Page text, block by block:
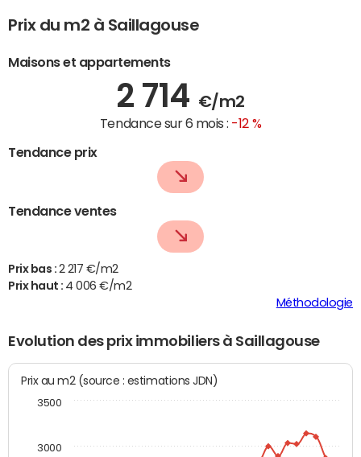
Prix du m2 à Saillagouse
Maisons et appartements
2 714 €/m2
Tendance sur 6 mois : -12 %
Tendance prix
Tendance ventes
Prix bas : 2 217 €/m2
Prix haut : 4 006 €/m2
Méthodologie
Evolution des prix immobiliers à Saillagouse
Prix au m2 (source : estimations JDN)
3000
3500